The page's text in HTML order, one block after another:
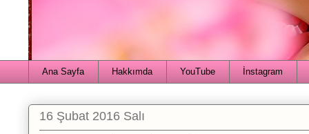
Ana Sayfa Hakkımda YouTube İnstagram
16 Şubat 2016 Salı